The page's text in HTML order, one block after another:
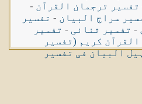
تفسیر ترجمان القرآن -
سراج البیان - تفسیر
- تفسیر ثنائی - تفسیر
القرآن کریم (تفسیر
البیان فی تفسیر